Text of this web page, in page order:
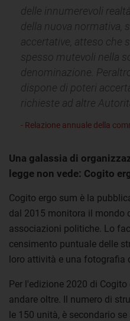
delle innumerevoli
della nuova normativa,
accertative, atteso che
spesso mutevoli nella
denominazione.
dispone di poteri
richieste ad altre
- Relazione annuale della
Una galassia di
legge non vede: Cogito
Cogito ergo sum è la
dal 2015 monitora il mondo
associazioni politiche. Lo
censimento puntuale delle
loro attività e una fotografia
Per l'edizione 2020 di
andare oltre. Il numero di
le 150 unità, è secondario